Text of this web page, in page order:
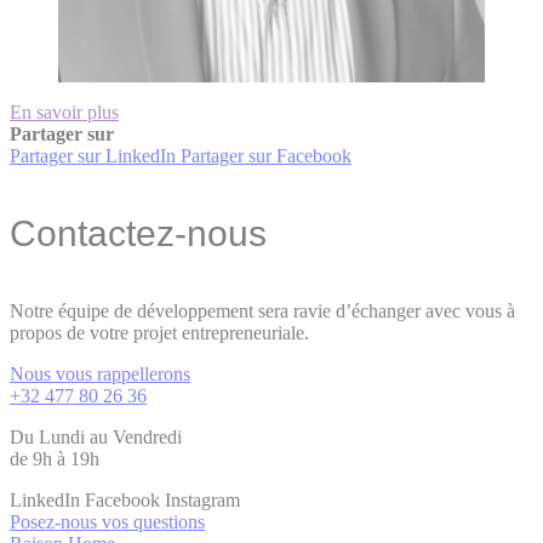
En savoir plus
Partager sur
Partager sur LinkedIn Partager sur Facebook
Contactez-nous
Notre équipe de développement sera ravie d’échanger avec vous à
propos de votre projet entrepreneuriale.
Nous vous rappellerons
+32 477 80 26 36
Du Lundi au Vendredi
de 9h à 19h
LinkedIn Facebook Instagram
Posez-nous vos questions